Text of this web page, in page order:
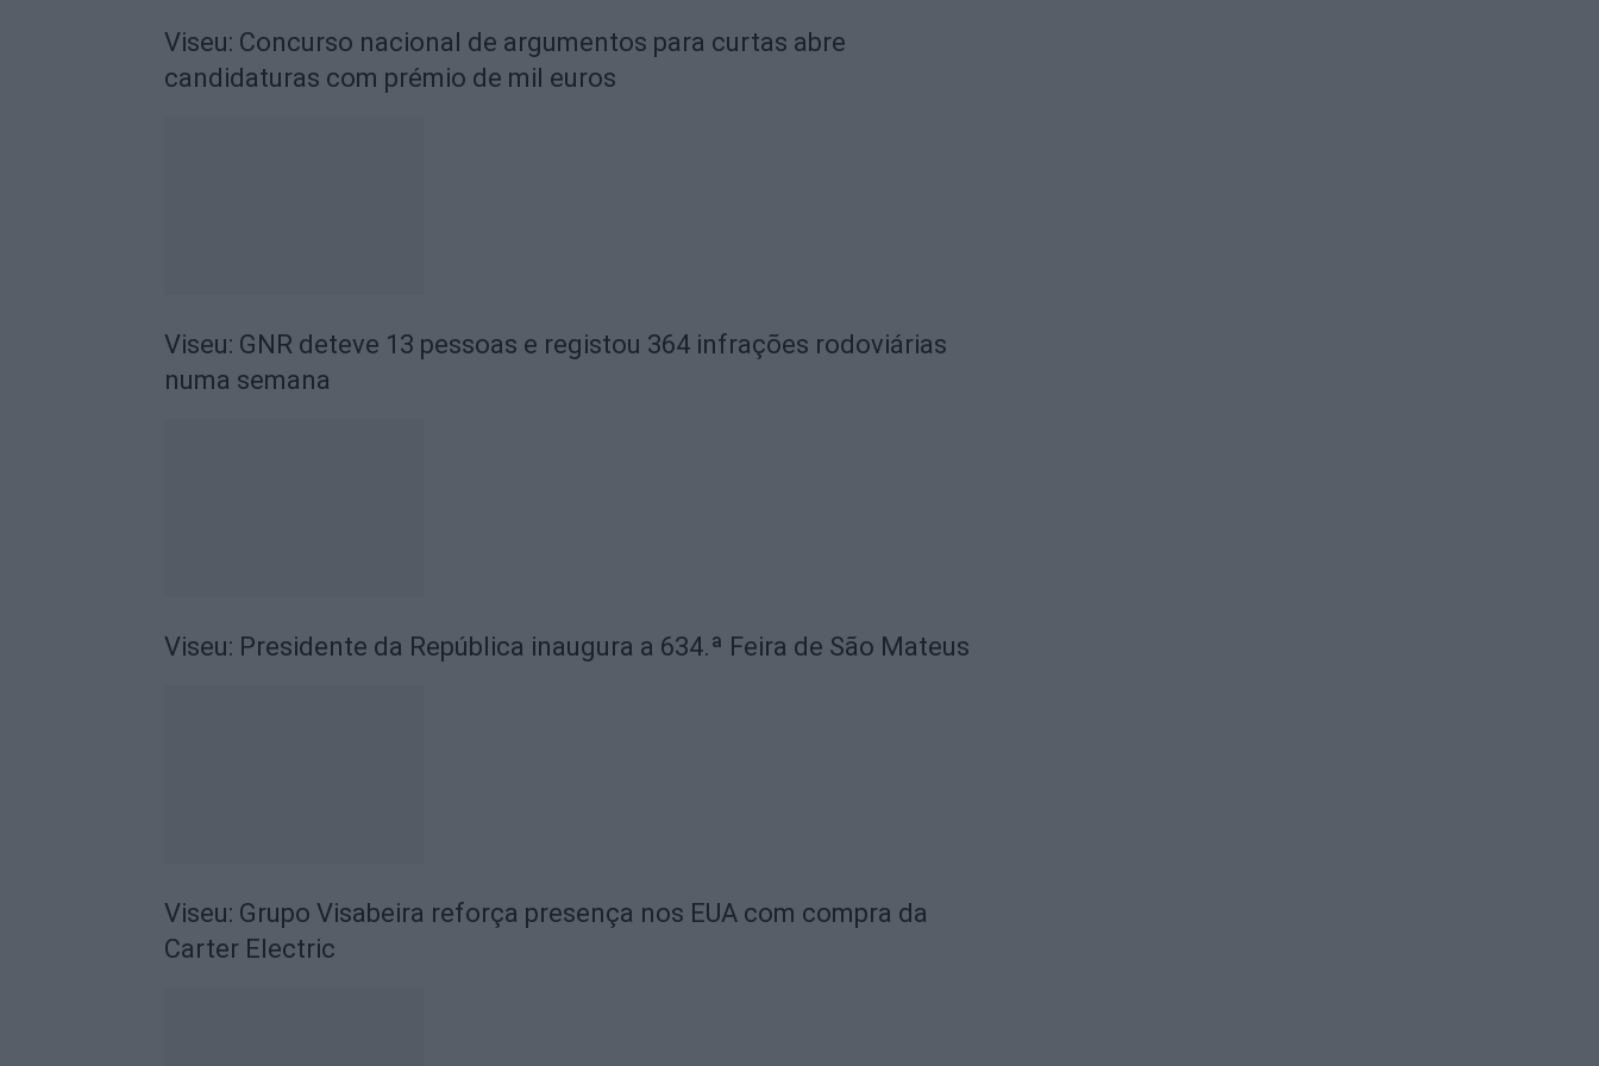
Viseu: Concurso nacional de argumentos para curtas abre
candidaturas com prémio de mil euros
Viseu: GNR deteve 13 pessoas e registou 364 infrações rodoviárias
numa semana
Viseu: Presidente da República inaugura a 634.ª Feira de São Mateus
Viseu: Grupo Visabeira reforça presença nos EUA com compra da
Carter Electric